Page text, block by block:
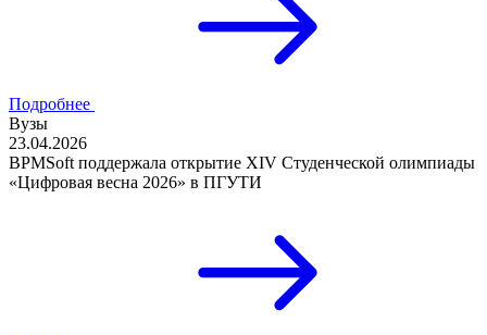
Подробнее
Вузы
23.04.2026
BPMSoft поддержала открытие XIV Студенческой олимпиады
«Цифровая весна 2026» в ПГУТИ